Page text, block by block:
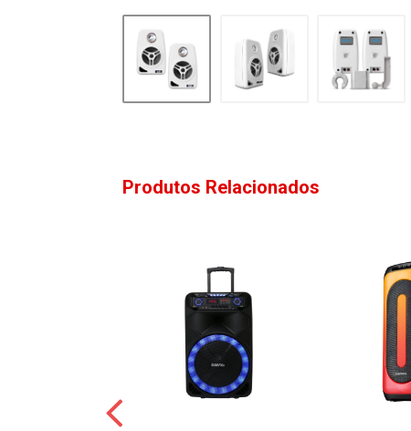
Produtos Relacionados